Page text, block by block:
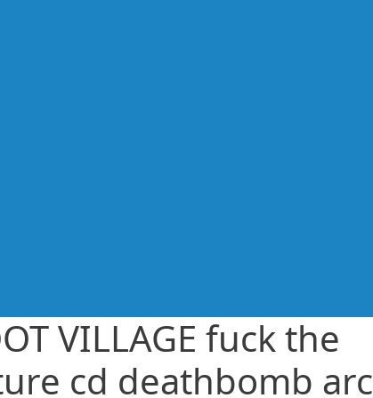
VILLAGE fuck the
cd deathbomb arc